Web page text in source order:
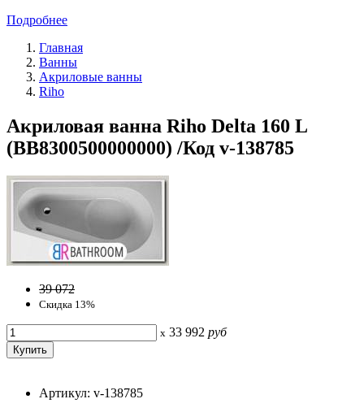
Подробнее
Главная
Ванны
Акриловые ванны
Riho
Акриловая ванна Riho Delta 160 L
(BB8300500000000) /Код v-138785
39 072
Скидка 13%
x 33 992 руб
Артикул: v-138785